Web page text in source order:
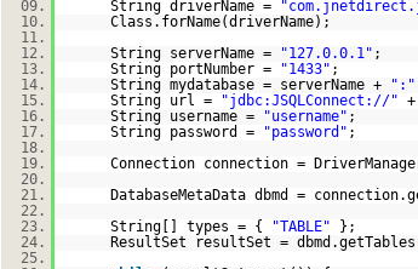
09.
String driverName =
10.
Class.forName(driverName);
11.
12.
String serverName = "127.0.0.1" ;
13.
String portNumber = "1433" ;
14.
String mydatabase = serverName + ":"
15.
String url = "jdbc:JSQLConnect://"
16.
String username = "username" ;
17.
String password = "password" ;
18.
19.
Connection connection =
20.
21.
DatabaseMetaData dbmd =
22.
23.
String[] types = { "TABLE"
};
24.
ResultSet resultSet =
25.